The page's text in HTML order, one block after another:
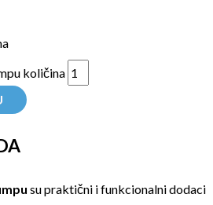
količina
su praktični i funkcionalni dodaci